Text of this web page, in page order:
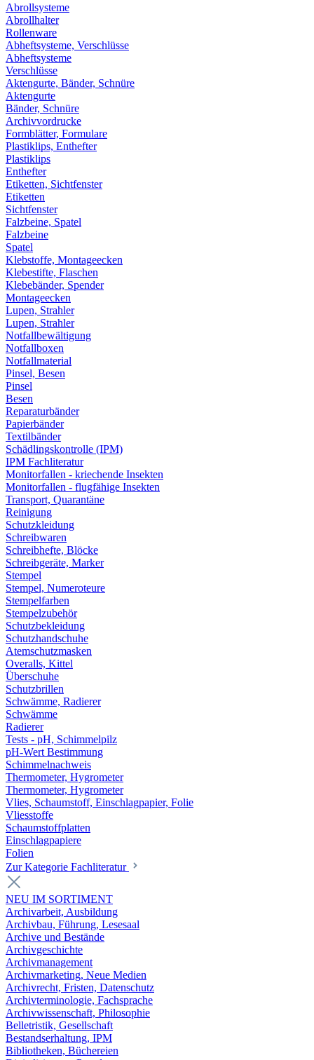
Abrollsysteme
Abrollhalter
Rollenware
Abheftsysteme, Verschlüsse
Abheftsysteme
Verschlüsse
Aktengurte, Bänder, Schnüre
Aktengurte
Bänder, Schnüre
Archivvordrucke
Formblätter, Formulare
Plastiklips, Enthefter
Plastiklips
Enthefter
Etiketten, Sichtfenster
Etiketten
Sichtfenster
Falzbeine, Spatel
Falzbeine
Spatel
Klebstoffe, Montageecken
Klebestifte, Flaschen
Klebebänder, Spender
Montageecken
Lupen, Strahler
Lupen, Strahler
Notfallbewältigung
Notfallboxen
Notfallmaterial
Pinsel, Besen
Pinsel
Besen
Reparaturbänder
Papierbänder
Textilbänder
Schädlingskontrolle (IPM)
IPM Fachliteratur
Monitorfallen - kriechende Insekten
Monitorfallen - flugfähige Insekten
Transport, Quarantäne
Reinigung
Schutzkleidung
Schreibwaren
Schreibhefte, Blöcke
Schreibgeräte, Marker
Stempel
Stempel, Numeroteure
Stempelfarben
Stempelzubehör
Schutzbekleidung
Schutzhandschuhe
Atemschutzmasken
Overalls, Kittel
Überschuhe
Schutzbrillen
Schwämme, Radierer
Schwämme
Radierer
Tests - pH, Schimmelpilz
pH-Wert Bestimmung
Schimmelnachweis
Thermometer, Hygrometer
Thermometer, Hygrometer
Vlies, Schaumstoff, Einschlagpapier, Folie
Vliesstoffe
Schaumstoffplatten
Einschlagpapiere
Folien
Zur Kategorie Fachliteratur
NEU IM SORTIMENT
Archivarbeit, Ausbildung
Archivbau, Führung, Lesesaal
Archive und Bestände
Archivgeschichte
Archivmanagement
Archivmarketing, Neue Medien
Archivrecht, Fristen, Datenschutz
Archivterminologie, Fachsprache
Archivwissenschaft, Philosophie
Belletristik, Gesellschaft
Bestandserhaltung, IPM
Bibliotheken, Büchereien